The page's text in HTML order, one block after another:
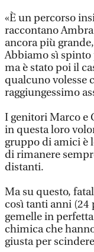
«È un percorso
raccontano
ancora più
Abbiamo sì spinto
ma è stato poi il
qualcuno volesse
raggiungessimo
I genitori Marco e
in questa loro
gruppo di amici è
di rimanere
distanti.
Ma su questo,
così tanti anni (24
gemelle in
chimica che
giusta per